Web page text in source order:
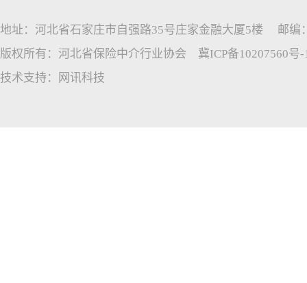
地址：河北省石家庄市自强路35号庄家金融大厦5楼 邮编
版权所有：河北省保险中介行业协会 冀ICP备10207560号-
技术支持：
网讯科技